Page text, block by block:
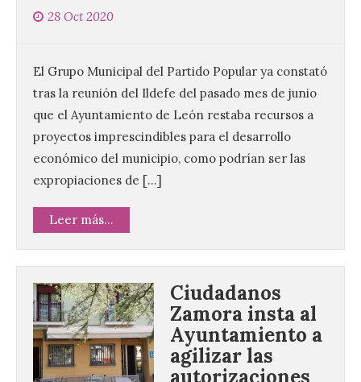
28 Oct 2020
El Grupo Municipal del Partido Popular ya constató
tras la reunión del Ildefe del pasado mes de junio
que el Ayuntamiento de León restaba recursos a
proyectos imprescindibles para el desarrollo
económico del municipio, como podrían ser las
expropiaciones de […]
Leer más...
Ciudadanos
Zamora insta al
Ayuntamiento a
agilizar las